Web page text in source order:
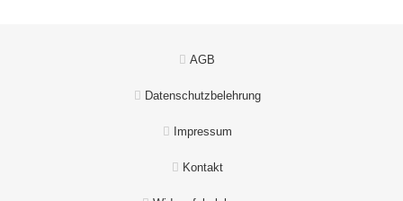
AGB
Datenschutzbelehrung
Impressum
Kontakt